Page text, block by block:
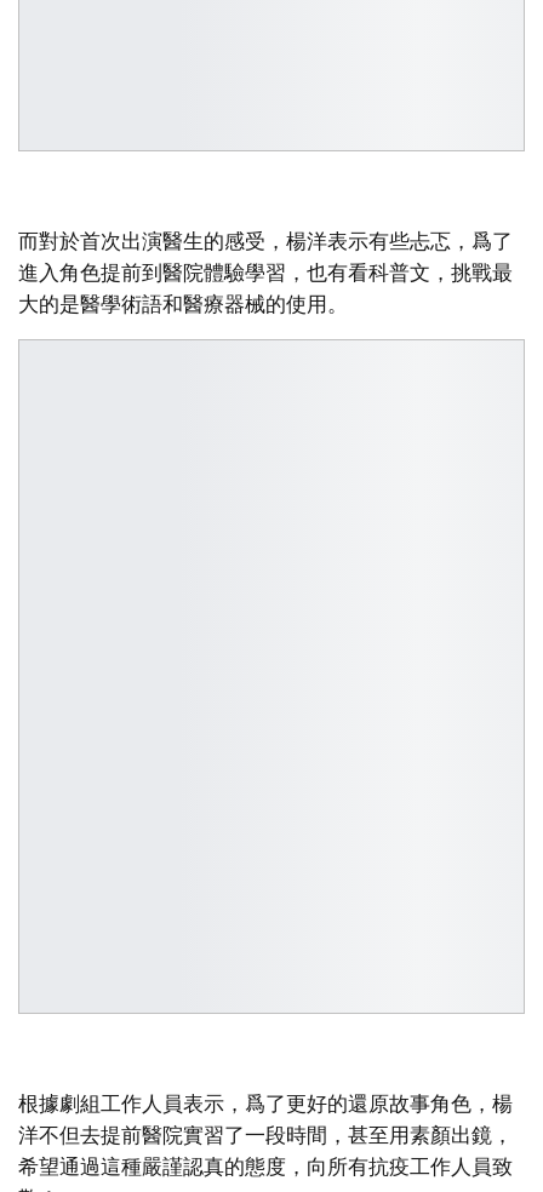
而對於首次出演醫生的感受，楊洋表示有些忐忑，爲了
進入角色提前到醫院體驗學習，也有看科普文，挑戰最
大的是醫學術語和醫療器械的使用。
根據劇組工作人員表示，爲了更好的還原故事角色，楊
洋不但去提前醫院實習了一段時間，甚至用素顏出鏡，
希望通過這種嚴謹認真的態度，向所有抗疫工作人員致